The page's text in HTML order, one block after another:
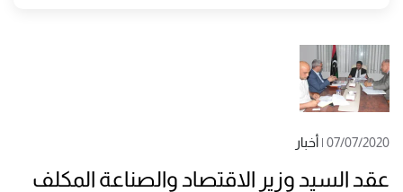
07/07/2020
| أخبار
عقد السيد وزير الاقتصاد والصناعة المكلف